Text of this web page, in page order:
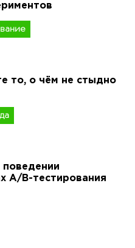
то, о чём не стыдно
A/B-тестирования